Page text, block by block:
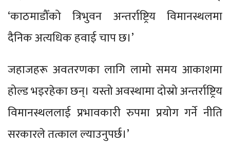
‘काठमाडौँको त्रिभुवन अन्तर्राष्ट्रिय विमानस्थलमा
दैनिक अत्यधिक हवाई चाप छ।’
जहाजहरू अवतरणका लागि लामो समय आकाशमा
होल्ड भइरहेका छन्। यस्तो अवस्थामा दोस्रो अन्तर्राष्ट्रिय
विमानस्थललाई प्रभावकारी रुपमा प्रयोग गर्ने नीति
सरकारले तत्काल ल्याउनुपर्छ।’